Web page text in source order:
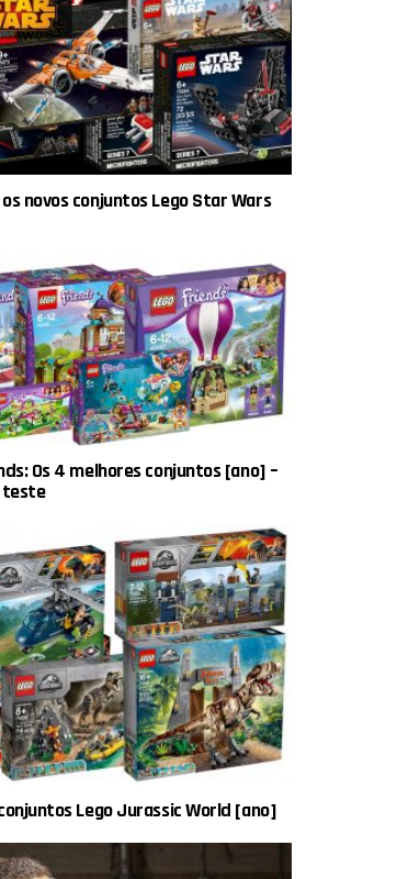
novos conjuntos Lego Star Wars
Os 4 melhores conjuntos [ano] –
teste
Lego Jurassic World [ano]